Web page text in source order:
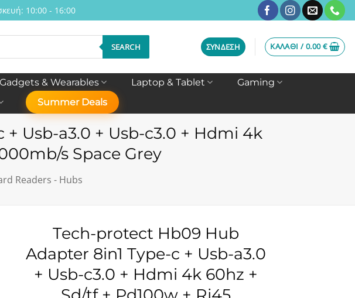
10:00 - 16:00
SEARCH ΣΎΝΔΕΣΗ ΚΑΛΆΘΙ /0.00€
Gadgets & Wearables Laptop & Tablet
Gaming
Summer Deals
Usb-a3.0 + Usb-c3.0 + Hdmi 4k
s Space Grey
Readers - Hubs
Tech-protect Hb09 Hub
Adapter 8in1 Type-c + Usb-a3.0
+ Usb-c3.0 + Hdmi 4k 60hz +